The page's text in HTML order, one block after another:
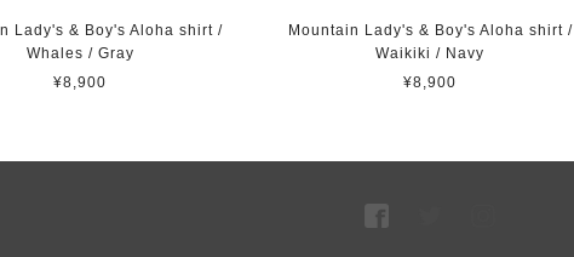
Lady's & Boy's Aloha shirt /
Whales / Gray
¥8,900
Mountain Lady's & Boy's Aloha shirt /
Waikiki / Navy
¥8,900